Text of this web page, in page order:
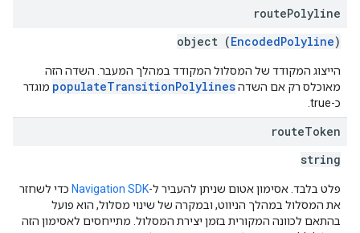
routePolyline
object (EncodedPolyline)
הייצוג המקודד של המסלול המקודד במהלך המעבר. השדה הזה
מאוכלס רק אם השדהpopulateTransitionPolylines מוגדר
כ-true.
routeToken
string
פלט בלבד. אסימון אטום שניתן להעביר ל-Navigation SDK כדי לשחזר
את המסלול במהלך הניווט, ובמקרה של שינוי מסלול, הוא פועל
בהתאם לכוונה המקורית בזמן יצירת המסלול. מתייחסים לאסימון הזה